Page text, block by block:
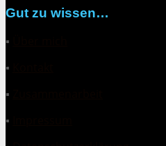
Gut zu wissen…
▪
▪
▪
▪